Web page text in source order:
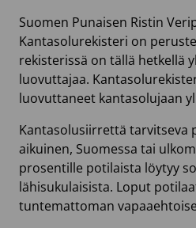
Suomen Punaisen Ristin
Kantasolurekisteri on
rekisterissä on tällä hetkellä
luovuttajaa.
luovuttaneet kantasolujaan
Kantasolusiirrettä tarvitseva
aikuinen, Suomessa tai
prosentille potilaista löytyy
lähisukulaisista. Loput
tuntemattoman